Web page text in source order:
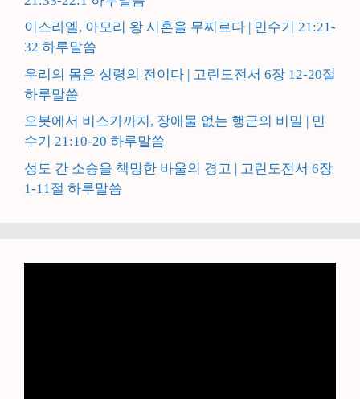
이스라엘, 아모리 왕 시혼을 무찌르다 | 민수기 21:21-
32 하루말씀
우리의 몸은 성령의 전이다 | 고린도전서 6장 12-20절
하루말씀
오봇에서 비스가까지, 장애물 없는 행군의 비밀 | 민
수기 21:10-20 하루말씀
성도 간 소송을 책망한 바울의 경고 | 고린도전서 6장
1-11절 하루말씀